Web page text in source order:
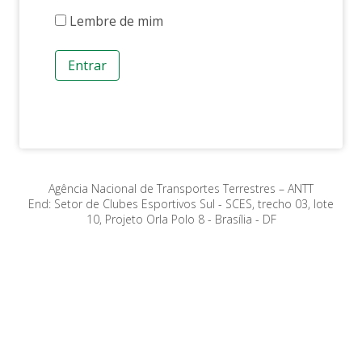
Lembre de mim
Entrar
Agência Nacional de Transportes Terrestres – ANTT
End: Setor de Clubes Esportivos Sul - SCES, trecho 03, lote
10, Projeto Orla Polo 8 - Brasília - DF